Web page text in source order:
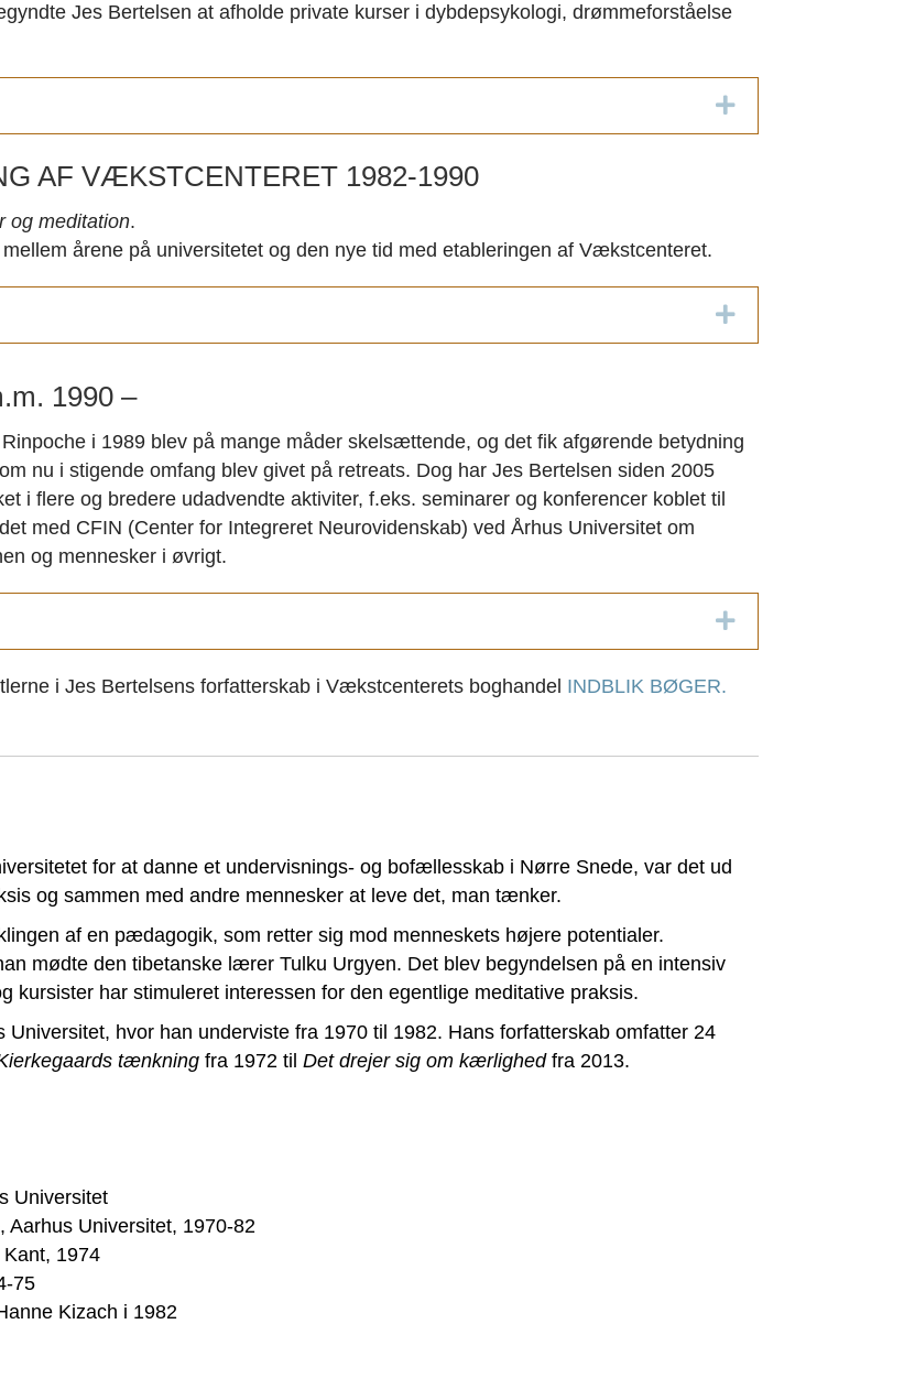
Jes Bertelsen at afholde private kurser i dybdepsykologi, drømmeforståelse
Expand
AF VÆKSTCENTERET 1982-1990
og meditation.
årene på universitetet og den nye tid med etableringen af Vækstcenteret.
Expand
1990 –
i 1989 blev på mange måder skelsættende, og det fik afgørende betydning
nu i stigende omfang blev givet på retreats. Dog har Jes Bertelsen siden 2005
i flere og bredere udadvendte aktiviter, f.eks. seminarer og konferencer koblet til
med CFIN (Center for Integreret Neurovidenskab) ved Århus Universitet om
og mennesker i øvrigt.
Expand
i Jes Bertelsens forfatterskab i Vækstcenterets boghandel INDBLIK BØGER.
for at danne et undervisnings- og bofællesskab i Nørre Snede, var det ud
og sammen med andre mennesker at leve det, man tænker.
af en pædagogik, som retter sig mod menneskets højere potentialer.
mødte den tibetanske lærer Tulku Urgyen. Det blev begyndelsen på en intensiv
kursister har stimuleret interessen for den egentlige meditative praksis.
hvor han underviste fra 1970 til 1982. Hans forfatterskab omfatter 24
tænkning fra 1972 til Det drejer sig om kærlighedfra 2013.
Universitet
Aarhus Universitet, 1970-82
1974
75
Kizach i 1982